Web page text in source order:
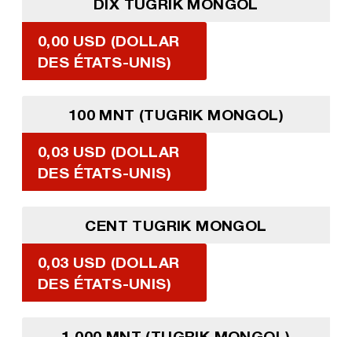
0,00 USD (DOLLAR
DES ÉTATS-UNIS)
100 MNT (TUGRIK MONGOL)
0,03 USD (DOLLAR
DES ÉTATS-UNIS)
CENT TUGRIK MONGOL
0,03 USD (DOLLAR
DES ÉTATS-UNIS)